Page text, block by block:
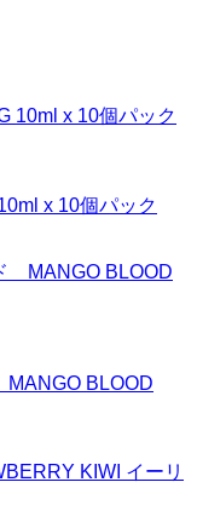
x 10個パック
BLOOD